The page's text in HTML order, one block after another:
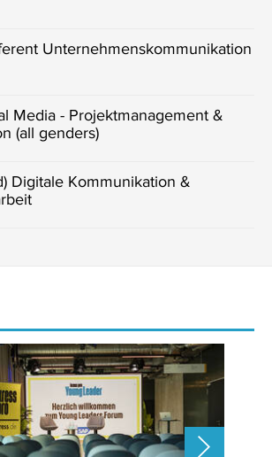
Unternehmenskommunikation
Media - Projektmanagement &
(all genders)
Digitale Kommunikation &